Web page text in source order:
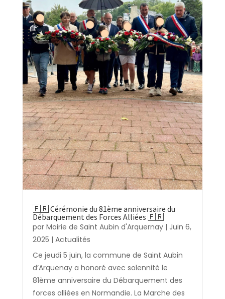
🇫🇷 Cérémonie du 81ème anniversaire du
Débarquement des Forces Alliées 🇫🇷
par Mairie de Saint Aubin d'Arquernay| Juin 6,
2025 | Actualités
Ce jeudi 5 juin, la commune de Saint Aubin
d’Arquenay a honoré avec solennité le
81ème anniversaire du Débarquement des
forces alliées en Normandie. La Marche des